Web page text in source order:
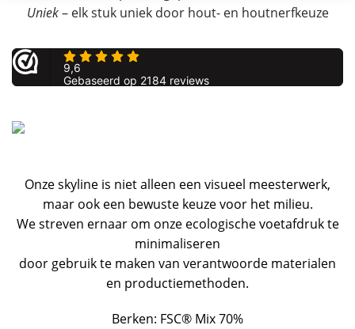
Uniek– elk stuk uniek door hout- en houtnerfkeuze
Onze skyline is niet alleen een visueel meesterwerk,
maar ook een bewuste keuze voor het milieu.
We streven ernaar om onze ecologische voetafdruk te
minimaliseren
door gebruik te maken van verantwoorde materialen
en productiemethoden.
Berken: FSC® Mix 70%